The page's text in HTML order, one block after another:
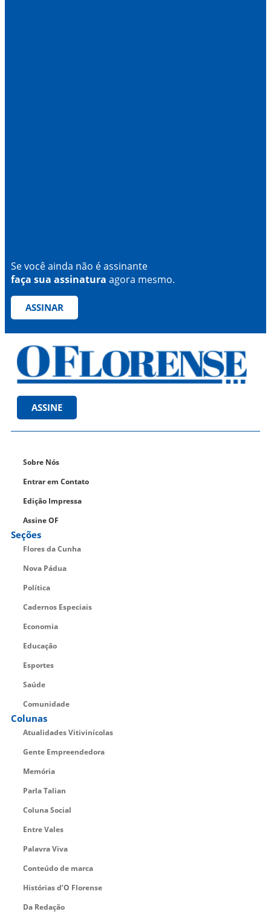
Se você ainda não é assinante
faça sua assinatura agora mesmo.
ASSINAR
ASSINE
Sobre Nós
Entrar em Contato
Edição Impressa
Assine OF
Seções
Flores da Cunha
Nova Pádua
Política
Cadernos Especiais
Economia
Educação
Esportes
Saúde
Comunidade
Colunas
Atualidades Vitivinícolas
Gente Empreendedora
Memória
Parla Talian
Coluna Social
Entre Vales
Palavra Viva
Conteúdo de marca
Histórias d’O Florense
Da Redação